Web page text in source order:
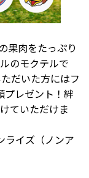
果肉をたっぷり
のモクテルで
だいた方にはフ
プレゼント！絆
ていただけま
ライズ（ノンア